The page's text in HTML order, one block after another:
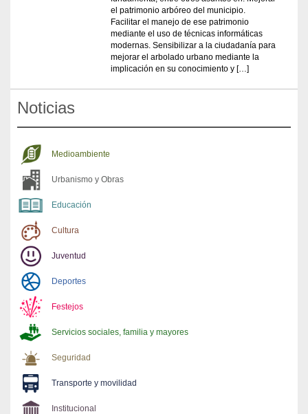
el patrimonio arbóreo del municipio.
Facilitar el manejo de ese patrimonio
mediante el uso de técnicas informáticas
modernas. Sensibilizar a la ciudadanía para
mejorar el arbolado urbano mediante la
implicación en su conocimiento y […]
Noticias
Medioambiente
Urbanismo y Obras
Educación
Cultura
Juventud
Deportes
Festejos
Servicios sociales, familia y mayores
Seguridad
Transporte y movilidad
Institucional